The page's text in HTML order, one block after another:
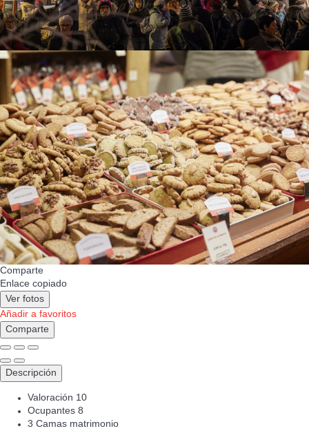
Comparte
Enlace copiado
Ver fotos
Añadir a favoritos
Comparte
Descripción
Valoración 10
Ocupantes 8
3 Camas matrimonio